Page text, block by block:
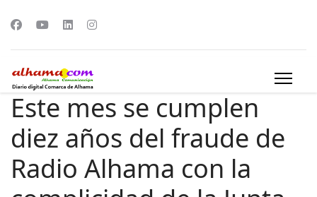
Este mes se cumplen
diez años del fraude de
Radio Alhama con la